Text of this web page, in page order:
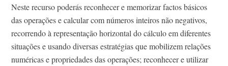
Neste recurso poderás reconhecer e memorizar factos básicos
das operações e calcular com números inteiros não negativos,
recorrendo à representação horizontal do cálculo em diferentes
situações e usando diversas estratégias que mobilizem relações
numéricas e propriedades das operações; reconhecer e utilizar